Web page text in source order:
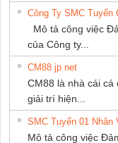
Công Ty SMC Tuyển
Mô tả công việc
của Công ty...
CM88 jp net
CM88 là nhà cái
giải trí hiện...
SMC Tuyển 01 Nhân
Mô tả công việc